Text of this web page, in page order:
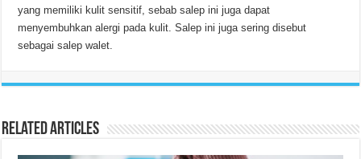
yang memiliki kulit sensitif, sebab salep ini juga dapat
menyembuhkan alergi pada kulit. Salep ini juga sering disebut
sebagai salep walet.
Related Articles